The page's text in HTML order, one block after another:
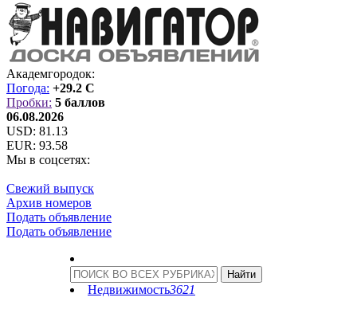
Академгородок:
Погода: +29.2 C
Пробки: 5 баллов
06.08.2026
USD: 81.13
EUR: 93.58
Мы в соцсетях:
Свежий выпуск
Архив номеров
Подать объявление
Подать объявление
Недвижимость3621